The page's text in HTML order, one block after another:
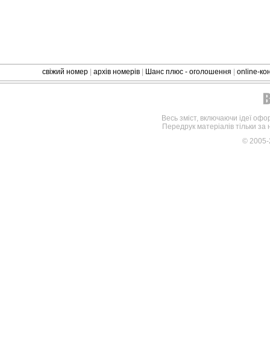
свіжий номер архів номерів Шанс плюс - оголошення online-
Весь зміст, включаючи ідеї
Передрук матеріалів тільки
©